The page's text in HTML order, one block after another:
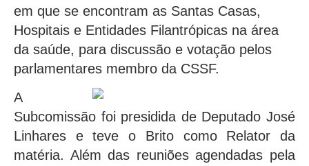
em que se encontram as Santas Casas,
Hospitais e Entidades Filantrópicas na área
da saúde, para discussão e votação pelos
parlamentares membro da CSSF.
A
Subcomissão foi presidida de Deputado José
Linhares e teve o Brito como Relator da
matéria. Além das reuniões agendadas pela